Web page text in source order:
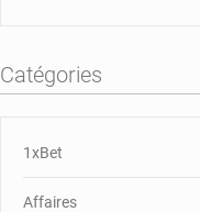
Catégories
1xBet
Affaires